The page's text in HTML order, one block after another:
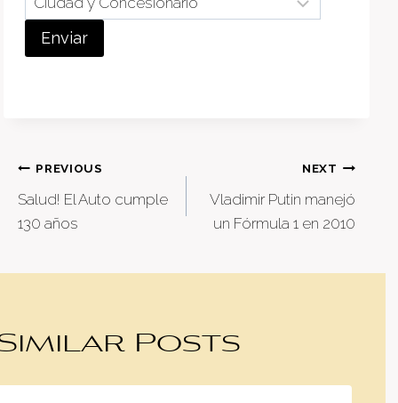
Enviar
Post
navigation
PREVIOUS
Salud! El Auto cumple
130 años
NEXT
Vladimir Putin manejó
un Fórmula 1 en 2010
Posts